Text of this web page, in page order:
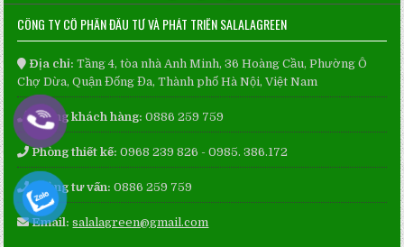
CÔNG TY CỔ PHẦN ĐẦU TƯ VÀ PHÁT TRIỂN SALALAGREEN
Địa chỉ: Tầng 4, tòa nhà Anh Minh, 36 Hoàng Cầu, Phường Ô
Chợ Dừa, Quận Đống Đa, Thành phố Hà Nội, Việt Nam
Phòng khách hàng: 0886 259 759
Phòng thiết kế: 0968 239 826 - 0985. 386.172
Phòng tư vấn: 0886 259 759
Email: salalagreen@gmail.com